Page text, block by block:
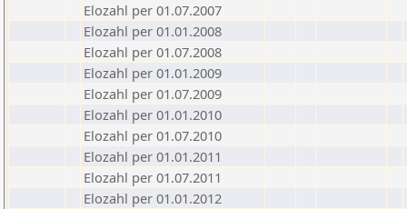
Elozahl per 01.07.2007
Elozahl per 01.01.2008
Elozahl per 01.07.2008
Elozahl per 01.01.2009
Elozahl per 01.07.2009
Elozahl per 01.01.2010
Elozahl per 01.07.2010
Elozahl per 01.01.2011
Elozahl per 01.07.2011
Elozahl per 01.01.2012